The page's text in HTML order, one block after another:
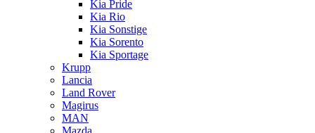
Kia Pride
Kia Rio
Kia Sonstige
Kia Sorento
Kia Sportage
Krupp
Lancia
Land Rover
Magirus
MAN
Mazda